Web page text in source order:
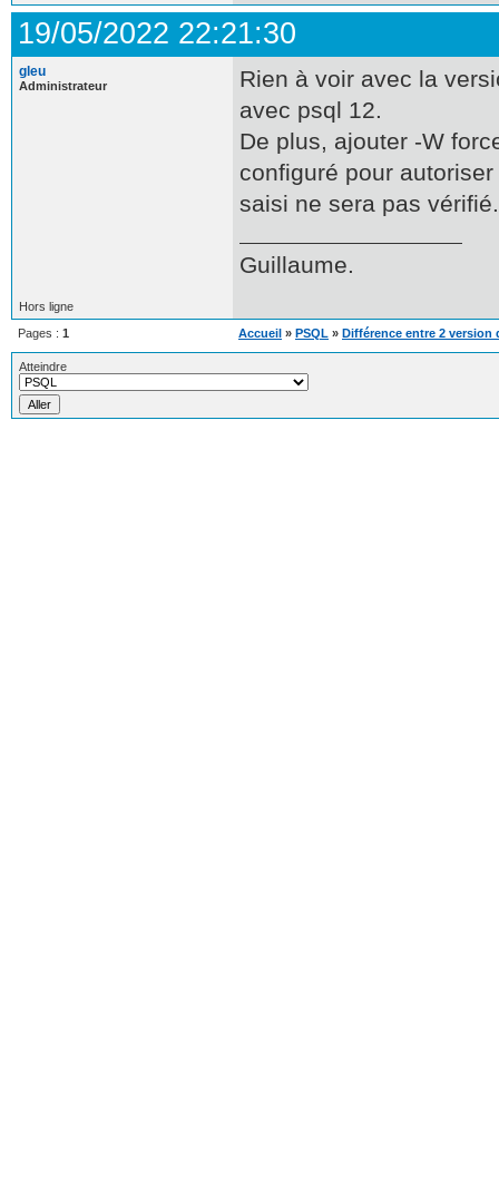
19/05/2022 22:21:30
gleu
Administrateur
Rien à voir avec la
avec psql 12.
De plus, ajouter -W
configuré pour
saisi ne sera pas vérifié.
Guillaume.
Hors ligne
Pages : 1 Accueil » PSQL » Différence entre 2 version
Atteindre